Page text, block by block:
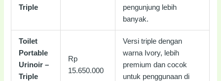
Triple
pengunjung lebih
banyak.
Toilet
Portable
Urinoir –
Triple
Rp
15.650.000
Versi triple dengan
warna Ivory, lebih
premium dan cocok
untuk penggunaan di